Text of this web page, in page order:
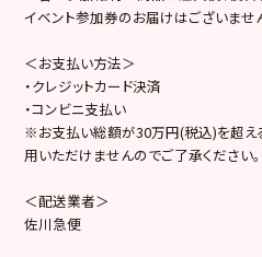
イベント参加券のお届けはございませ
＜お支払い方法＞
・クレジットカード決済
・コンビニ支払い
※お支払い総額が30万円(税込)を超え
用いただけませんのでご了承ください。
＜配送業者＞
佐川急便